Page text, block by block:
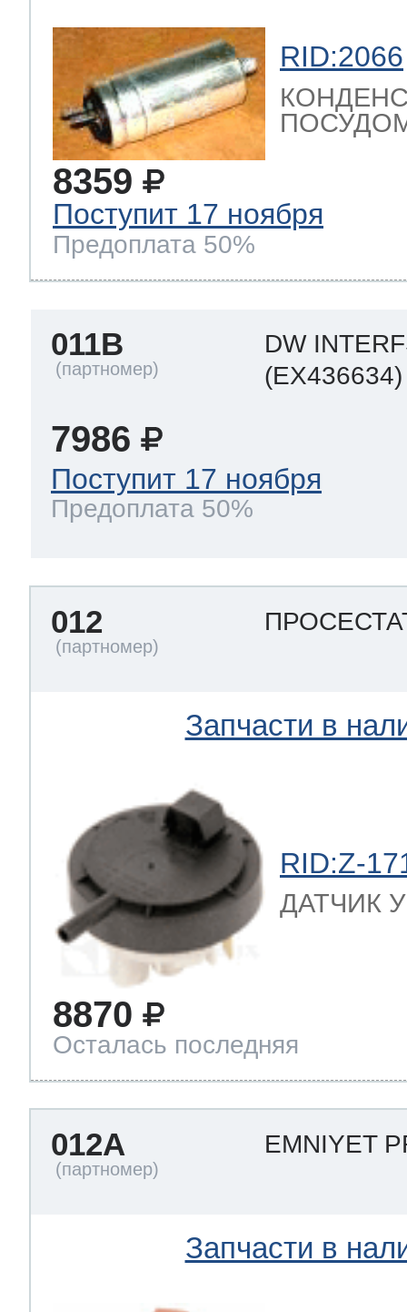
RID:2066
8359
Поступит 17 ноября
Предоплата 50%
011B
DW
(EX436634)
7986
Поступит 17 ноября
Предоплата 50%
012
Запчасти в
RID:Z-
ДАТЧИК
8870
Осталась последняя
012A EMNIYET
Запчасти в